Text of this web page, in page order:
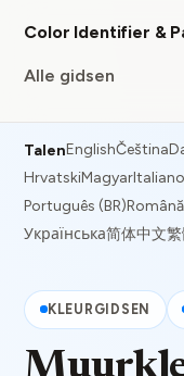
Color Identifier &
Alle gidsen
TalenEnglishČeština
HrvatskiMagyarItaliano
Português (BR)Română
Українська简体中文
KLEURGIDSEN